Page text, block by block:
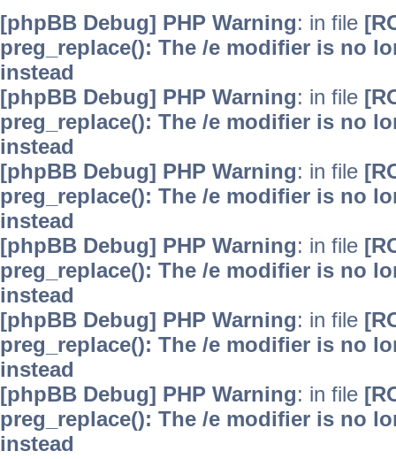
[phpBB Debug] PHP Warning: in file
preg_replace(): The /e modifier is no
instead
[phpBB Debug] PHP Warning: in file
preg_replace(): The /e modifier is no
instead
[phpBB Debug] PHP Warning: in file
preg_replace(): The /e modifier is no
instead
[phpBB Debug] PHP Warning: in file
preg_replace(): The /e modifier is no
instead
[phpBB Debug] PHP Warning: in file
preg_replace(): The /e modifier is no
instead
[phpBB Debug] PHP Warning: in file
preg_replace(): The /e modifier is no
instead